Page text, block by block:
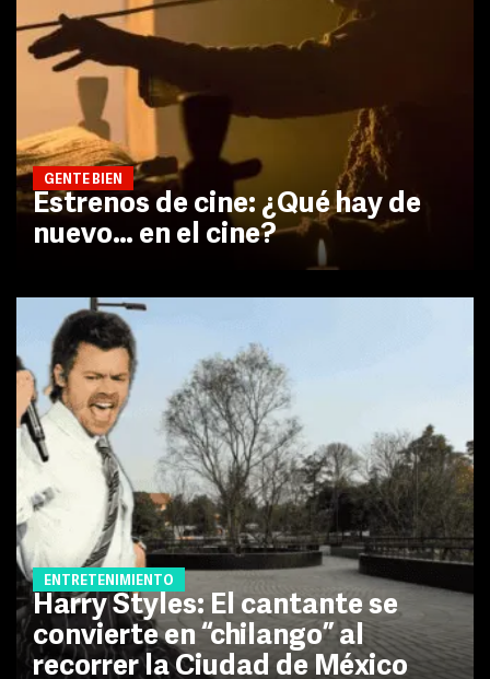
GENTE BIEN
Estrenos de cine: ¿Qué hay de
nuevo… en el cine?
ENTRETENIMIENTO
Harry Styles: El cantante se
convierte en “chilango” al
recorrer la Ciudad de México